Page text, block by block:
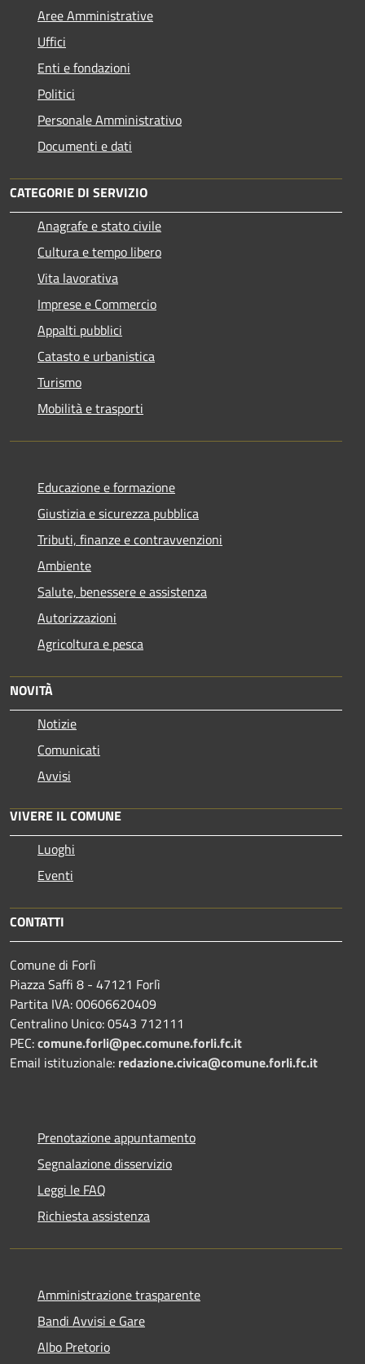
Aree Amministrative
Uffici
Enti e fondazioni
Politici
Personale Amministrativo
Documenti e dati
CATEGORIE DI SERVIZIO
Anagrafe e stato civile
Cultura e tempo libero
Vita lavorativa
Imprese e Commercio
Appalti pubblici
Catasto e urbanistica
Turismo
Mobilità e trasporti
Educazione e formazione
Giustizia e sicurezza pubblica
Tributi, finanze e contravvenzioni
Ambiente
Salute, benessere e assistenza
Autorizzazioni
Agricoltura e pesca
NOVITÀ
Notizie
Comunicati
Avvisi
VIVERE IL COMUNE
Luoghi
Eventi
CONTATTI
Comune di Forlì
Piazza Saffi 8 - 47121 Forlì
Partita IVA: 00606620409
Centralino Unico: 0543 712111
PEC:comune.forli@pec.comune.forli.fc.it
Email istituzionale: redazione.civica@comune.forli.fc.it
Prenotazione appuntamento
Segnalazione disservizio
Leggi le FAQ
Richiesta assistenza
Amministrazione trasparente
Bandi Avvisi e Gare
Albo Pretorio